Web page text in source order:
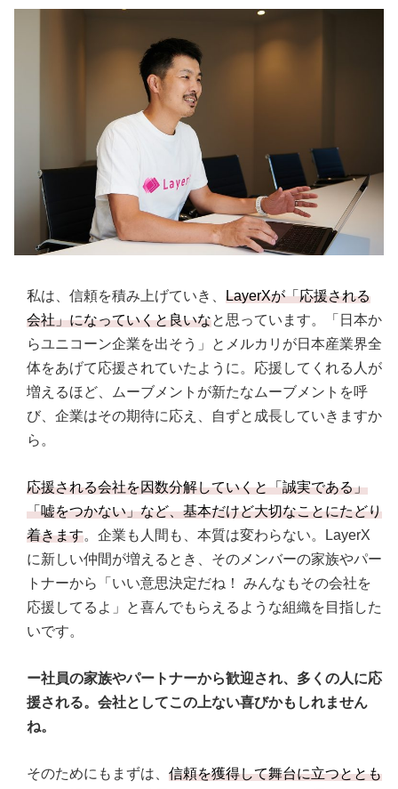
私は、信頼を積み上げていき、 LayerXが「応援される
会社」になっていくと良いなと思っています。「日本か
らユニコーン企業を出そう」とメルカリが日本産業界全
体をあげて応援されていたように。応援してくれる人が
増えるほど、ムーブメントが新たなムーブメントを呼
び、企業はその期待に応え、自ずと成長していきますか
ら。
応援される会社を因数分解していくと「誠実である」
「嘘をつかない」など、基本だけど大切なことにたどり
着きます。企業も人間も、本質は変わらない。LayerX
に新しい仲間が増えるとき、そのメンバーの家族やパー
トナーから「いい意思決定だね！ みんなもその会社を
応援してるよ」と喜んでもらえるような組織を目指した
いです。
ー社員の家族やパートナーから歓迎され、多くの人に応
援される。会社としてこの上ない喜びかもしれません
ね。
そのためにもまずは、 信頼を獲得して舞台に立つととも